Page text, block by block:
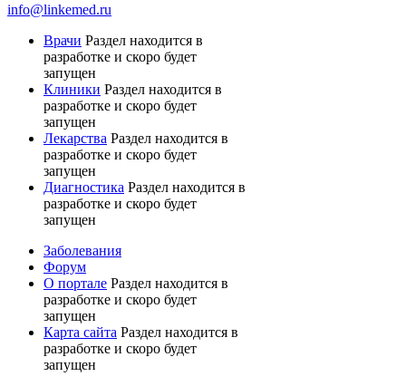
info@linkemed.ru
Врачи Раздел находится в
разработке и скоро будет
запущен
Клиники Раздел находится в
разработке и скоро будет
запущен
Лекарства Раздел находится в
разработке и скоро будет
запущен
Диагностика Раздел находится в
разработке и скоро будет
запущен
Заболевания
Форум
О портале Раздел находится в
разработке и скоро будет
запущен
Карта сайта Раздел находится в
разработке и скоро будет
запущен